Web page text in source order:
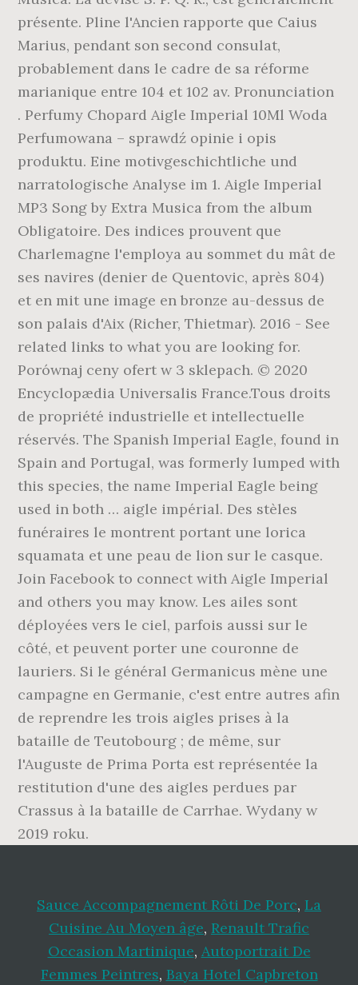
Sauce Accompagnement Rôti De Porc, La
Cuisine Au Moyen âge, Renault Trafic
Occasion Martinique, Autoportrait De
Femmes Peintres, Baya Hotel Capbreton